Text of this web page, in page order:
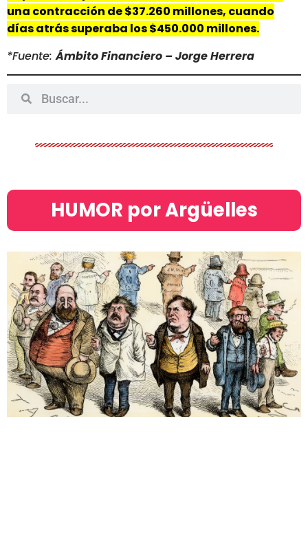
una contracción de $37.260 millones, cuando
días atrás superaba los $450.000 millones.
*Fuente:Ámbito Financiero – Jorge Herrera
HUMOR por Argüelles​